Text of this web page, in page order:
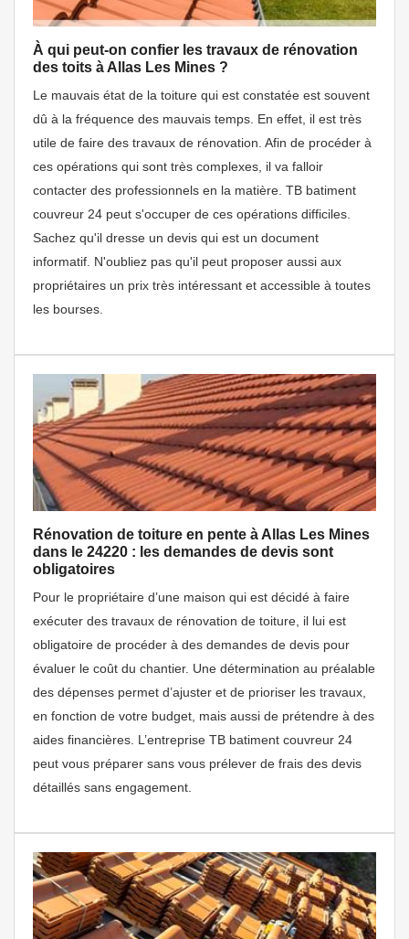
À qui peut-on confier les travaux de rénovation
des toits à Allas Les Mines ?
Le mauvais état de la toiture qui est constatée est souvent
dû à la fréquence des mauvais temps. En effet, il est très
utile de faire des travaux de rénovation. Afin de procéder à
ces opérations qui sont très complexes, il va falloir
contacter des professionnels en la matière. TB batiment
couvreur 24 peut s'occuper de ces opérations difficiles.
Sachez qu'il dresse un devis qui est un document
informatif. N'oubliez pas qu'il peut proposer aussi aux
propriétaires un prix très intéressant et accessible à toutes
les bourses.
Rénovation de toiture en pente à Allas Les Mines
dans le 24220 : les demandes de devis sont
obligatoires
Pour le propriétaire d’une maison qui est décidé à faire
exécuter des travaux de rénovation de toiture, il lui est
obligatoire de procéder à des demandes de devis pour
évaluer le coût du chantier. Une détermination au préalable
des dépenses permet d’ajuster et de prioriser les travaux,
en fonction de votre budget, mais aussi de prétendre à des
aides financières. L’entreprise TB batiment couvreur 24
peut vous préparer sans vous prélever de frais des devis
détaillés sans engagement.